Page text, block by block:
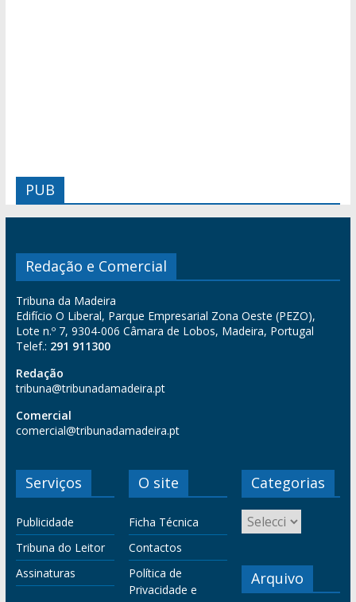
PUB
Redação e Comercial
Tribuna da Madeira
Edifício O Liberal, Parque Empresarial Zona Oeste (PEZO),
Lote n.º 7, 9304-006 Câmara de Lobos, Madeira, Portugal
Telef.: 291 911300
Redação
tribuna@tribunadamadeira.pt
Comercial
comercial@tribunadamadeira.pt
Serviços
Publicidade
Tribuna do Leitor
Assinaturas
O site
Ficha Técnica
Contactos
Política de
Privacidade e
Categorias
Arquivo